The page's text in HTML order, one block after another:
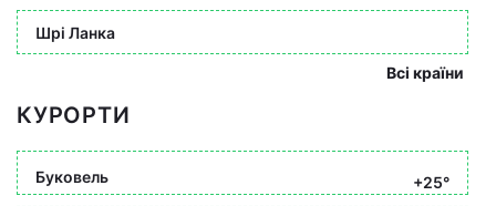
Шрі Ланка
Всі країни
КУРОРТИ
Буковель +25°